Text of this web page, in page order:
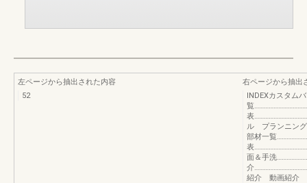
左ページから抽出された内容
52
右ページから抽出
INDEXカスタム
覧
表
ル プランニン
部材一覧
表
面＆手洗
介
紹介 動画紹介